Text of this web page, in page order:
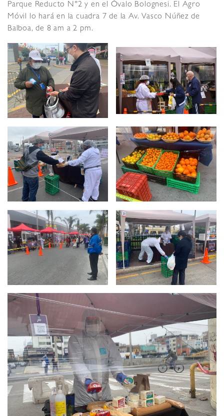
Parque Reducto N°2 y en el Óvalo Bolognesi. El Agro
Móvil lo hará en la cuadra 7 de la Av. Vasco Núñez de
Balboa, de 8 am a 2 pm.